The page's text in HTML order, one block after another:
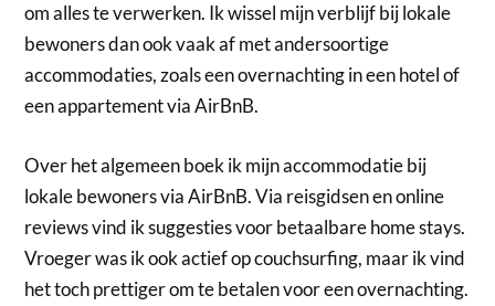
om alles te verwerken. Ik wissel mijn verblijf bij lokale
bewoners dan ook vaak af met andersoortige
accommodaties, zoals een overnachting in een hotel of
een appartement via AirBnB.
Over het algemeen boek ik mijn accommodatie bij
lokale bewoners via AirBnB. Via reisgidsen en online
reviews vind ik suggesties voor betaalbare home stays.
Vroeger was ik ook actief op couchsurfing, maar ik vind
het toch prettiger om te betalen voor een overnachting.